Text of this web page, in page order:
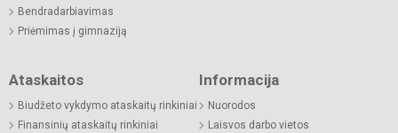
Bendradarbiavimas
Priėmimas į gimnaziją
Ataskaitos
Biudžeto vykdymo ataskaitų rinkiniai
Finansinių ataskaitų rinkiniai
Informacija
Nuorodos
Laisvos darbo vietos